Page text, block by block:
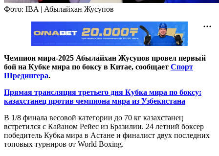
Фото: IBA | Абылайхан Жусупов
Чемпион мира-2025 Абылайхан Жусупов провел первый
бой на Кубке мира по боксу в Китае, сообщает Спорт
Шредингера.
Прямая трансляция третьего дня Кубка мира по боксу:
казахстанец против чемпиона мира из Узбекистана
В 1/8 финала весовой категории до 70 кг казахстанец
встретился с Кайаном Рейес из Бразилии. 24 летний боксер
победитель Кубка мира в Астане и финалист двух последних
топовых турниров от World Boxing.